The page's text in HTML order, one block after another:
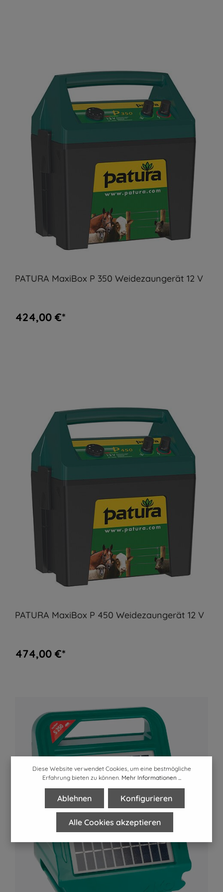
PATURA MaxiBox P 350 Weidezaungerät 12 V
424,00 €*
PATURA MaxiBox P 450 Weidezaungerät 12 V
474,00 €*
Diese Website verwendet Cookies, um eine bestmögliche
Erfahrung bieten zu können. Mehr Informationen ...
Ablehnen Konfigurieren
Alle Cookies akzeptieren